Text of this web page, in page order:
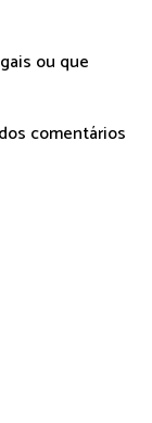
ou que
comentários